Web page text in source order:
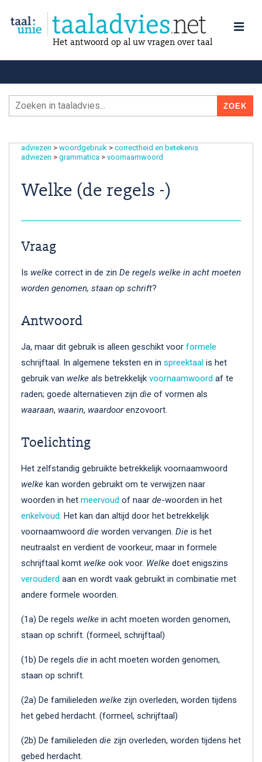
Het antwoord op al uw vragen over taal
adviezen > woordgebruik > correctheid en betekenis
adviezen > grammatica > voornaamwoord
Welke (de regels -)
Vraag
Is welke correct in de zin De regels welke in acht moeten
worden genomen, staan op schrift?
Antwoord
Ja, maar dit gebruik is alleen geschikt voor formele
schrijftaal. In algemene teksten en in spreektaal is het
gebruik van welke als betrekkelijk voornaamwoord af te
raden; goede alternatieven zijn die of vormen als
waaraan, waarin, waardoorenzovoort.
Toelichting
Het zelfstandig gebruikte betrekkelijk voornaamwoord
welke kan worden gebruikt om te verwijzen naar
woorden in het meervoud of naar de-woorden in het
enkelvoud. Het kan dan altijd door het betrekkelijk
voornaamwoord die worden vervangen. Die is het
neutraalst en verdient de voorkeur, maar in formele
schrijftaal komt welke ook voor. Welke doet enigszins
verouderd aan en wordt vaak gebruikt in combinatie met
andere formele woorden.
(1a) De regels welke in acht moeten worden genomen,
staan op schrift. (formeel, schrijftaal)
(1b) De regels die in acht moeten worden genomen,
staan op schrift.
(2a) De familieleden welke zijn overleden, worden tijdens
het gebed herdacht. (formeel, schrijftaal)
(2b) De familieleden die zijn overleden, worden tijdens het
gebed herdacht.